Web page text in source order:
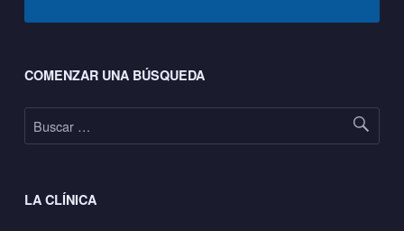
COMENZAR UNA BÚSQUEDA
Buscar:
LA CLÍNICA